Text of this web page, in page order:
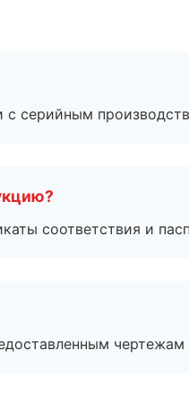
серийным
соответствия и